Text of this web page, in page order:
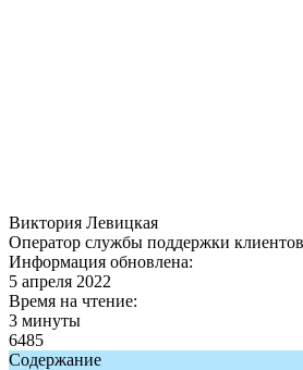
Виктория Левицкая
Оператор службы поддержки клиентов
Информация обновлена:
5 апреля 2022
Время на чтение:
3 минуты
6485
Содержание